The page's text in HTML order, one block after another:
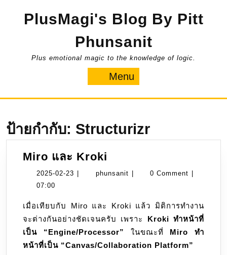
PlusMagi's Blog By Pitt
Phunsanit
Plus emotional magic to the knowledge of logic.
Menu
ป้ายกำกับ: Structurizr
Miro และ Kroki
และ
2025-02-23 2025- phunsanit phunsanit0 Comment
07:00
เมื่อเทียบกับ Miro และ Kroki แล้ว มิติการทำงาน
จะต่างกันอย่างชัดเจนครับ เพราะ Kroki ทำหน้าที่
เป็น “Engine/Processor”
ในขณะที่ Miro ทำ
หน้าที่เป็น “Canvas/Collaboration Platform”